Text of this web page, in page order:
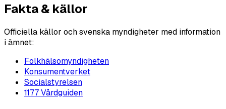
Fakta & källor
Officiella källor och svenska myndigheter med information
i ämnet:
Folkhälsomyndigheten
Konsumentverket
Socialstyrelsen
1177 Vårdguiden